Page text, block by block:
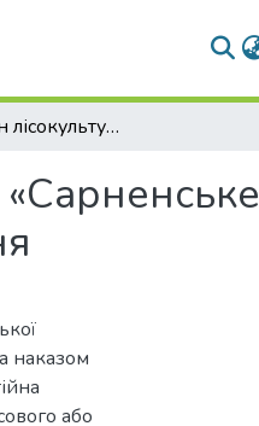
Сучасний стан лісокультурного виробництва у ДП «Сарненське лісове господарство» та шляхи його удосконалення
наказом
або